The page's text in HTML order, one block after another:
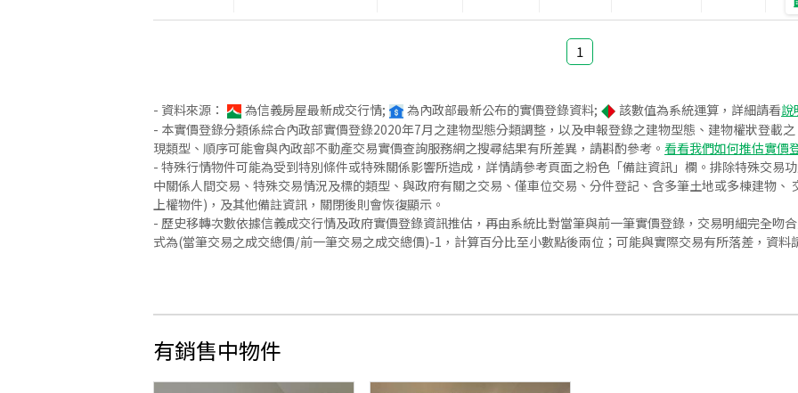
1
- 資料來源： 為信義房屋最新成交行情; 為內政部最新公布的實價登錄資料; 該數值為系統運算，詳細請看說
- 本實價登錄分類係綜合內政部實價登錄2020年7月之建物型態分類調整，以及申報登錄之建物型態、建物權狀登載
現類型、順序可能會與內政部不動產交易實價查詢服務網之搜尋結果有所差異，請斟酌參考。 看看我們如何推估實價
- 特殊行情物件可能為受到特別條件或特殊關係影響所造成，詳情請參考頁面之粉色「備註資訊」欄。排除特殊交易
中關係人間交易、特殊交易情況及標的類型、與政府有關之交易、僅車位交易、分件登記、含多筆土地或多棟建物、
上權物件)，及其他備註資訊，關閉後則會恢復顯示。
- 歷史移轉次數依據信義成交行情及政府實價登錄資訊推估，再由系統比對當筆與前一筆實價登錄，交易明細完全吻
式為(當筆交易之成交總價/前一筆交易之成交總價)-1，計算百分比至小數點後兩位；可能與實際交易有所落差，資料
有銷售中物件